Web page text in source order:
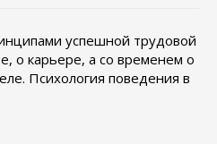
успешной трудовой
о карьере, а со временем о
Психология поведения в